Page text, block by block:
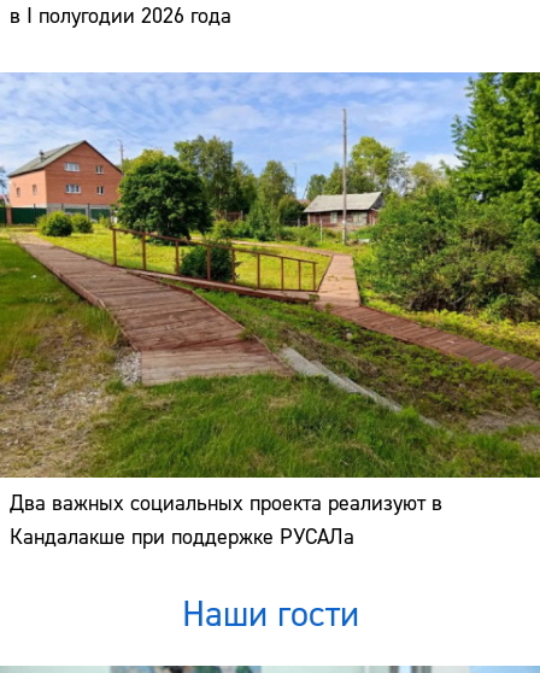
в I полугодии 2026 года
Два важных социальных проекта реализуют в
Кандалакше при поддержке РУСАЛа
Наши гости